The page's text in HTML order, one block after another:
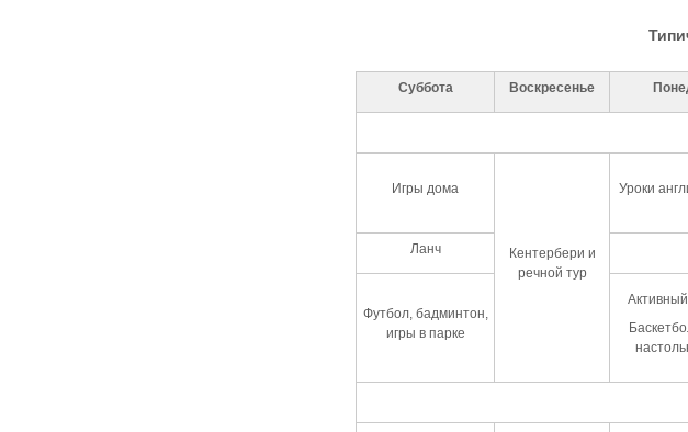
Суббота Воскресенье
Игры дома
Кентербери и
речной тур
Уроки
Ланч
Футбол, бадминтон,
игры в парке
Активный